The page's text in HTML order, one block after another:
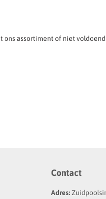
ons assortiment of niet
Contact
Adres: